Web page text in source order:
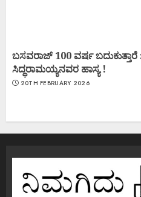
ಬಸವರಾಜ್ 100 ವರ್ಷ ಬದುಕುತ್ತಾರೆ
ಸಿದ್ಧರಾಮಯ್ಯನವರ ಹಾಸ್ಯ !
20TH FEBRUARY 2026